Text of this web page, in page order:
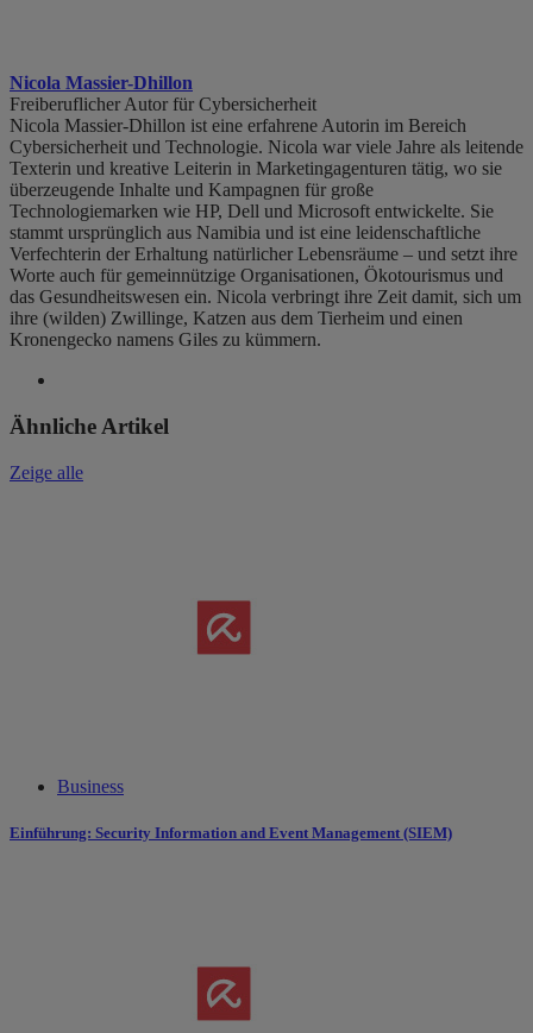
Nicola Massier-Dhillon
Freiberuflicher Autor für Cybersicherheit
Nicola Massier-Dhillon ist eine erfahrene Autorin im Bereich
Cybersicherheit und Technologie. Nicola war viele Jahre als leitende
Texterin und kreative Leiterin in Marketingagenturen tätig, wo sie
überzeugende Inhalte und Kampagnen für große
Technologiemarken wie HP, Dell und Microsoft entwickelte. Sie
stammt ursprünglich aus Namibia und ist eine leidenschaftliche
Verfechterin der Erhaltung natürlicher Lebensräume – und setzt ihre
Worte auch für gemeinnützige Organisationen, Ökotourismus und
das Gesundheitswesen ein. Nicola verbringt ihre Zeit damit, sich um
ihre (wilden) Zwillinge, Katzen aus dem Tierheim und einen
Kronengecko namens Giles zu kümmern.
Ähnliche Artikel
Zeige alle
Business
Einführung: Security Information and Event Management (SIEM)